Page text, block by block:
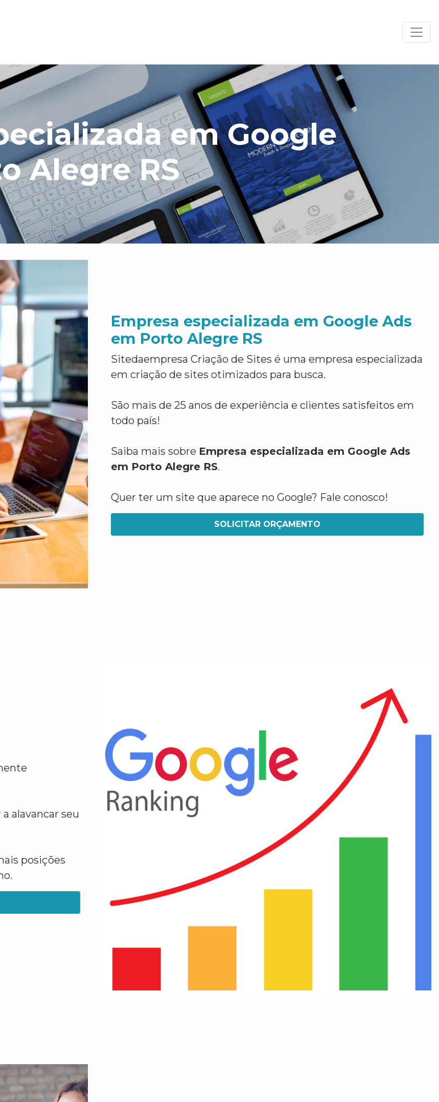
em Google
Alegre RS
Empresa especializada em Google Ads
em Porto Alegre RS
Sitedaempresa Criação de Sites é uma empresa especializada
em criação de sites otimizados para busca.
São mais de 25 anos de experiência e clientes satisfeitos em
todo país!
Saiba mais sobre Empresa especializada em Google Ads
em Porto Alegre RS.
Quer ter um site que aparece no Google? Fale conosco!
SOLICITAR ORÇAMENTO
alavancar seu
posições